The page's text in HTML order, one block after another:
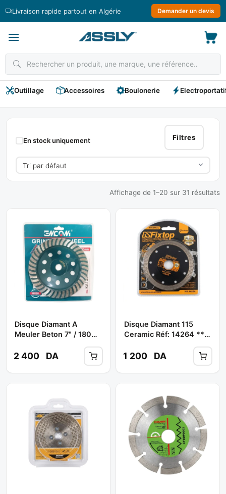
Livraison rapide partout en Algérie Demander un devis
Outillage Accessoires Boulonerie
Disque
Diamant
Filtres
En stock uniquement
Affichage de 1–20 sur 31 résultats
Disque Diamant A
Meuler Beton 7" / 180
ENCOM
2 400 DA
Disque Diamant 115
Ceramic Réf: 14264 **
1 200 DA